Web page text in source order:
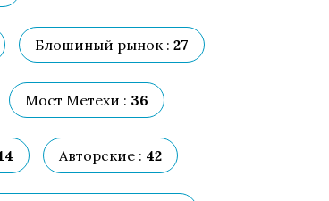
Блошиный рынок : 27
Мост Метехи : 36
Авторские : 42